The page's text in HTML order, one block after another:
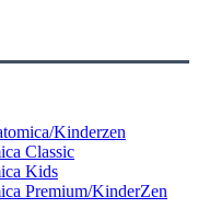
Kinderzen
Classic
Kids
Premium/KinderZen